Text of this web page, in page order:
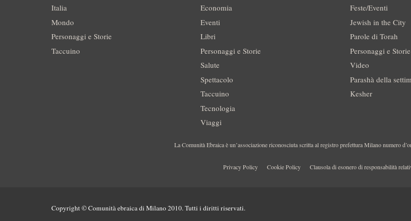
Italia
Mondo
Personaggi e Storie
Taccuino
Economia
Eventi
Libri
Personaggi e Storie
Salute
Spettacolo
Taccuino
Tecnologia
Viaggi
Feste/Eventi
Jewish in the City
Parole di Torah
Personaggi e Storie
Video
Parashà della
Kesher
La Comunità Ebraica è un’associazione riconosciuta scritta al registro prefettura Milano numero
Privacy Policy Cookie Policy Clausola di esonero di responsabilità
Copyright © Comunità ebraica di Milano 2010. Tutti i diritti riservati.